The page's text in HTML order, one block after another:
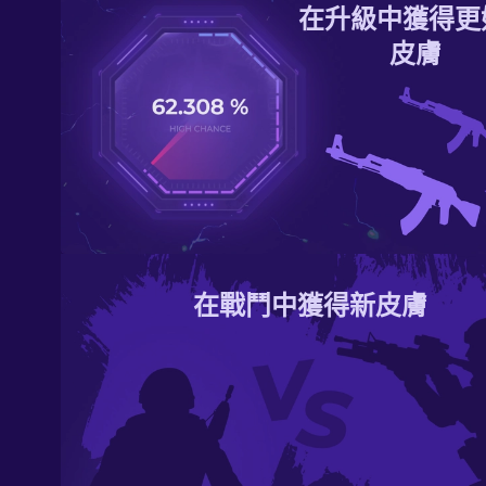
在升級中獲得
皮膚
在戰鬥中獲得新皮膚